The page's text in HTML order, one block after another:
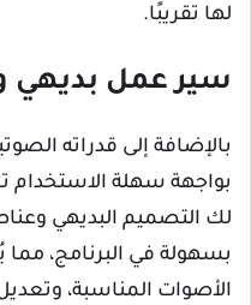
لها تقريبًا.
سير عمل بديهي
بالإضافة إلى قدراته
بواجهة سهلة
لك التصميم البديهي
بسهولة في البرنامج،
الأصوات المناسبة،